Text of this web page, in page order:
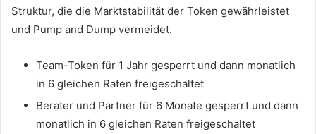
Struktur, die die Marktstabilität der Token gewährleistet
und Pump and Dump vermeidet.
Team-Token für 1 Jahr gesperrt und dann monatlich
in 6 gleichen Raten freigeschaltet
Berater und Partner für 6 Monate gesperrt und dann
monatlich in 6 gleichen Raten freigeschaltet